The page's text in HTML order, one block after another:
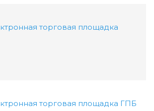
торговая площадка
торговая площадка ГПБ